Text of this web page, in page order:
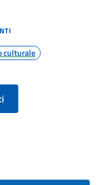
culturale